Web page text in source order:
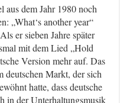
aus dem Jahr 1980 noch
„What‘s another year“
er sieben Jahre später
mit dem Lied „Hold
Version mehr auf. Das
deutschen Markt, der sich
hatte, dass deutsche
in der Unterhaltungsmusik